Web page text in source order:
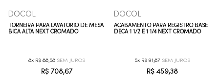
DOCOL
TORNEIRA PARA LAVATORIO DE MESA
BICA ALTA NEXT CROMADO
8 R$ 88,58
R$ 708,67
DOCOL
ACABAMENTO PARA REGISTRO BASE
DECA 1 1/2 E 1 1/4 NEXT CROMADO
5 R$ 91,87
R$ 459,38